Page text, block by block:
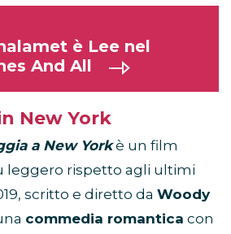
è Lee nel
And All
New York
a New Yorkè un film
leggero rispetto agli ultimi
scritto e diretto da Woody
commedia romantica con